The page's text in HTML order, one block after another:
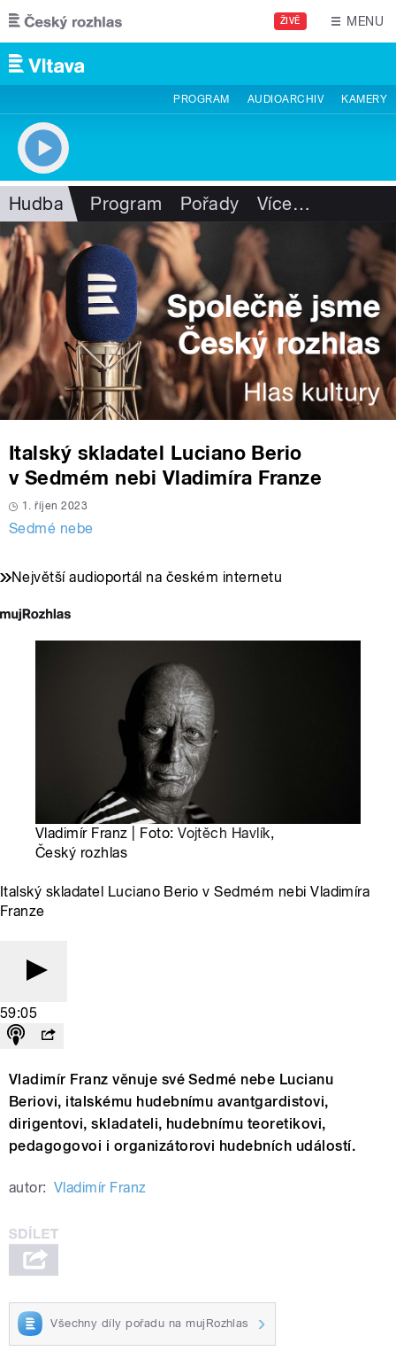
Přejít k hlavnímu obsahu
ŽIVĚ MENU
PROGRAM AUDIOARCHIV KAMERY
Hudba Program Pořady Více…
Italský skladatel Luciano Berio
v Sedmém nebi Vladimíra Franze
1. říjen 2023
Sedmé nebe
Největší audioportál na českém internetu
Vladimír Franz | Foto:Vojtěch Havlík,
Český rozhlas
Italský skladatel Luciano Berio v Sedmém nebi Vladimíra
Franze
59:05
Vladimír Franz věnuje své Sedmé nebe Lucianu
Beriovi, italskému hudebnímu avantgardistovi,
dirigentovi, skladateli, hudebnímu teoretikovi,
pedagogovoi i organizátorovi hudebních událostí.
autor: Vladimír Franz
Všechny díly pořadu na mujRozhlas